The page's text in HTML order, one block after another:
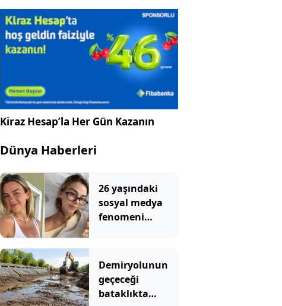
Kiraz Hesap’la Her Gün Kazanın
Dünya Haberleri
26 yaşındaki
sosyal medya
fenomeni
kaybetti
Demiryolunun
geçeceği
bataklıkta